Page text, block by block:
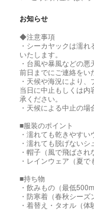
お知らせ
◆注意事項
・シーカヤックは濡
いたします。
・台風や暴風などの
前日までにご連絡をい
・天候や海況により
当日に中止もしくは内
承ください。
・天候による中止の場
■服装のポイント
・濡れても乾きやすい
・濡れても脱げない
・帽子（風で飛ばされ
・レインウェア（夏で
■持ち物
・飲みもの（最低
・防寒着（春秋シーズ
・着替え・タオル（体